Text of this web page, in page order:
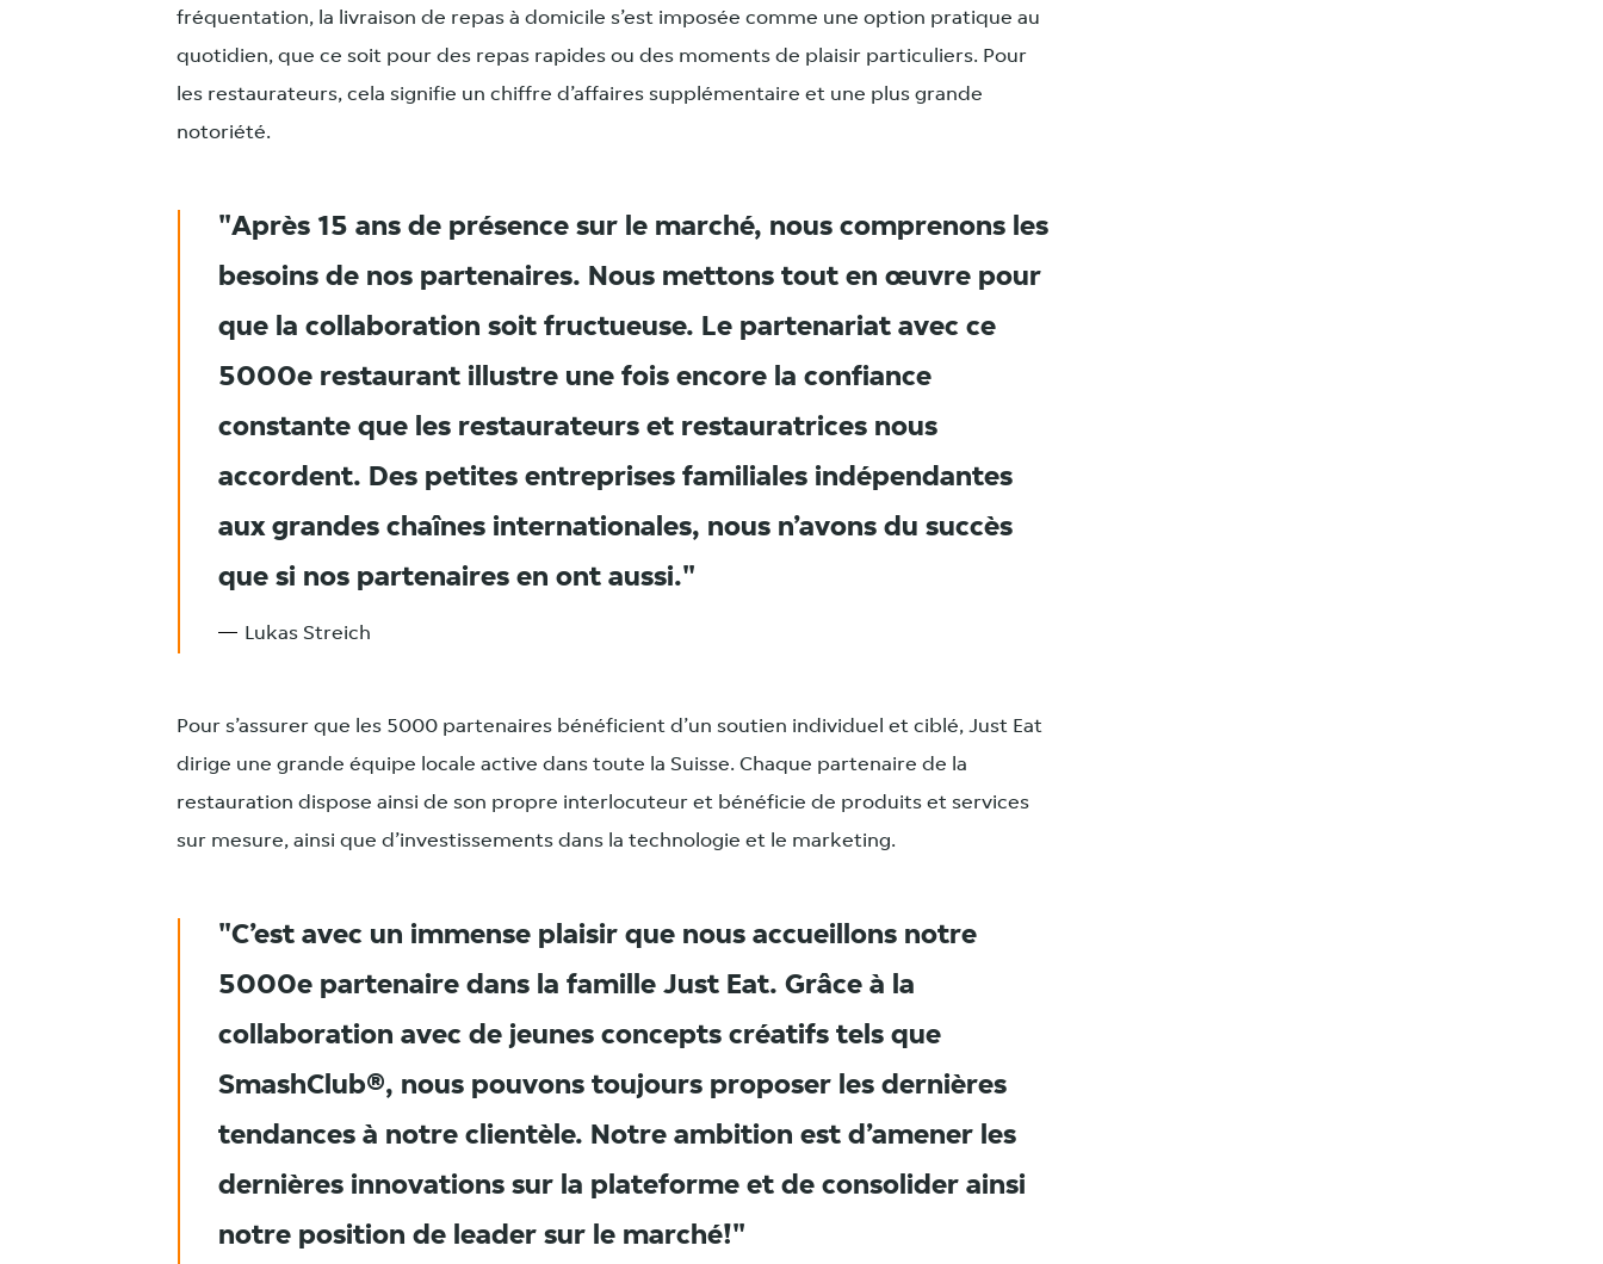
fréquentation, la livraison de repas à domicile s’est imposée comme une option pratique au
quotidien, que ce soit pour des repas rapides ou des moments de plaisir particuliers. Pour
les restaurateurs, cela signifie un chiffre d’affaires supplémentaire et une plus grande
notoriété.
Après 15 ans de présence sur le marché, nous comprenons les
besoins de nos partenaires. Nous mettons tout en œuvre pour
que la collaboration soit fructueuse. Le partenariat avec ce
5000e restaurant illustre une fois encore la confiance
constante que les restaurateurs et restauratrices nous
accordent. Des petites entreprises familiales indépendantes
aux grandes chaînes internationales, nous n’avons du succès
que si nos partenaires en ont aussi.
Lukas Streich
Pour s’assurer que les 5000 partenaires bénéficient d’un soutien individuel et ciblé, Just Eat
dirige une grande équipe locale active dans toute la Suisse. Chaque partenaire de la
restauration dispose ainsi de son propre interlocuteur et bénéficie de produits et services
sur mesure, ainsi que d’investissements dans la technologie et le marketing.
C’est avec un immense plaisir que nous accueillons notre
5000e partenaire dans la famille Just Eat. Grâce à la
collaboration avec de jeunes concepts créatifs tels que
SmashClub®, nous pouvons toujours proposer les dernières
tendances à notre clientèle. Notre ambition est d’amener les
dernières innovations sur la plateforme et de consolider ainsi
notre position de leader sur le marché!